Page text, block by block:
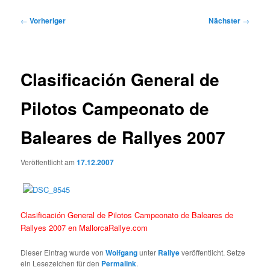
Beitragsnavigation
← Vorheriger Nächster →
Clasificación General de
Pilotos Campeonato de
Baleares de Rallyes 2007
Veröffentlicht am17.12.2007
Clasificación General de Pilotos Campeonato de Baleares de
Rallyes 2007 en MallorcaRallye.com
Dieser Eintrag wurde vonWolfgangunter Rallyeveröffentlicht. Setze
ein Lesezeichen für den Permalink.